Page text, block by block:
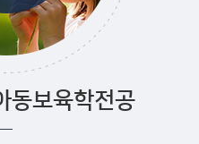
동보육학전공